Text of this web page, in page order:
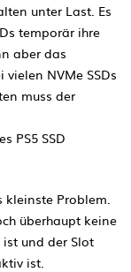
unter Last. Es
temporär ihre
aber das
NVMe SSDs
muss der
PS5 SSD
Problem.
überhaupt keine
ist und der Slot
ist.